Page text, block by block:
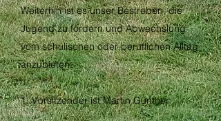
Weiterhin ist es unser Bestreben, die
Jugend zu fördern und Abwechslung
vom schulischen oder beruflichen Alltag
anzubieten.
1. Vorsitzender ist Martin Günther